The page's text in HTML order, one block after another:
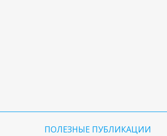
ПОЛЕЗНЫЕ ПУБЛИКАЦИИ